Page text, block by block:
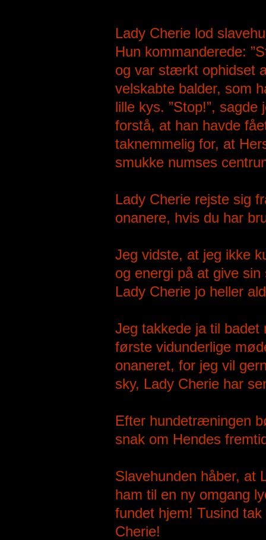
Lady Cherie lod
Hun kommanderede:
og var stærkt ophidset
velskabte balder, som
lille kys. ”Stop!”,
forstå, at han havde
taknemmelig for, at
smukke numses
Lady Cherie rejste sig
onanere, hvis du har
Jeg vidste, at jeg ikke
og energi på at give
Lady Cherie jo heller
Jeg takkede ja til
første vidunderlige
onaneret, for jeg vil
sky, Lady Cherie har
Efter hundetræningen
snak om Hendes
Slavehunden håber, at
ham til en ny omgang
fundet hjem! Tusind
Cherie!